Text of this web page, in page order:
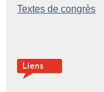
Textes de congrès